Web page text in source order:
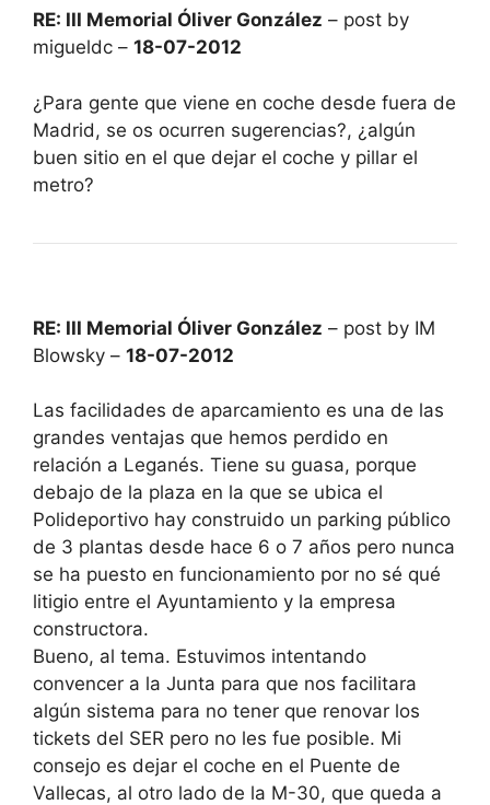
RE: III Memorial Óliver González – post by
migueldc – 18-07-2012
¿Para gente que viene en coche desde fuera de
Madrid, se os ocurren sugerencias?, ¿algún
buen sitio en el que dejar el coche y pillar el
metro?
RE: III Memorial Óliver González – post by IM
Blowsky – 18-07-2012
Las facilidades de aparcamiento es una de las
grandes ventajas que hemos perdido en
relación a Leganés. Tiene su guasa, porque
debajo de la plaza en la que se ubica el
Polideportivo hay construido un parking público
de 3 plantas desde hace 6 o 7 años pero nunca
se ha puesto en funcionamiento por no sé qué
litigio entre el Ayuntamiento y la empresa
constructora.
Bueno, al tema. Estuvimos intentando
convencer a la Junta para que nos facilitara
algún sistema para no tener que renovar los
tickets del SER pero no les fue posible. Mi
consejo es dejar el coche en el Puente de
Vallecas, al otro lado de la M-30, que queda a